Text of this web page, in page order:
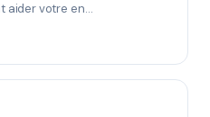
aider votre en…